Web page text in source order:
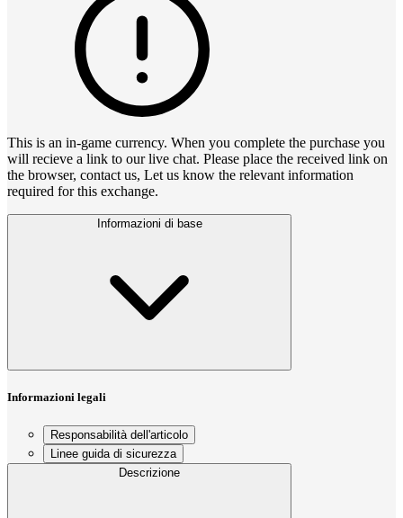
This is an in-game currency. When you complete the purchase you
will recieve a link to our live chat. Please place the received link on
the browser, contact us, Let us know the relevant information
required for this exchange.
Informazioni di base
Informazioni legali
Responsabilità dell'articolo
Linee guida di sicurezza
Descrizione